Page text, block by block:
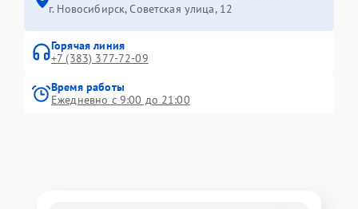
г. Новосибирск, Советская улица, 12
Горячая линия
+7 (383) 377-72-09
Время работы
Ежедневно с 9:00 до 21:00